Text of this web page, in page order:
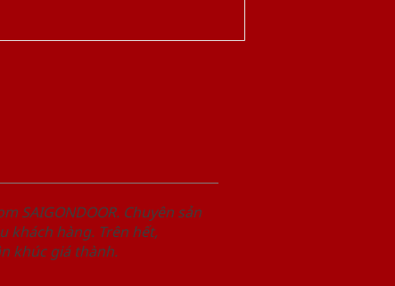
SAIGONDOOR. Chuyên sản
khách hàng. Trên hết,
khúc giá thành.